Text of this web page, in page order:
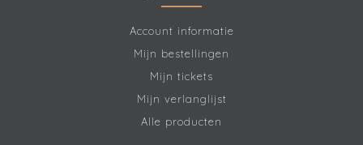
Account informatie
Mijn bestellingen
Mijn tickets
Mijn verlanglijst
Alle producten